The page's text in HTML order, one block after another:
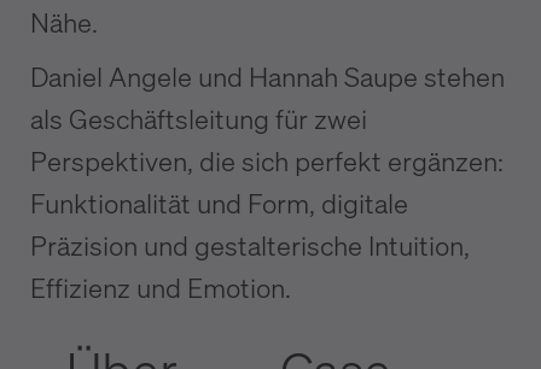
Nähe.
Daniel Angele und Hannah Saupe stehen
als Geschäftsleitung für zwei
Perspektiven, die sich perfekt ergänzen:
Funktionalität und Form, digitale
Präzision und gestalterische Intuition,
Effizienz und Emotion.